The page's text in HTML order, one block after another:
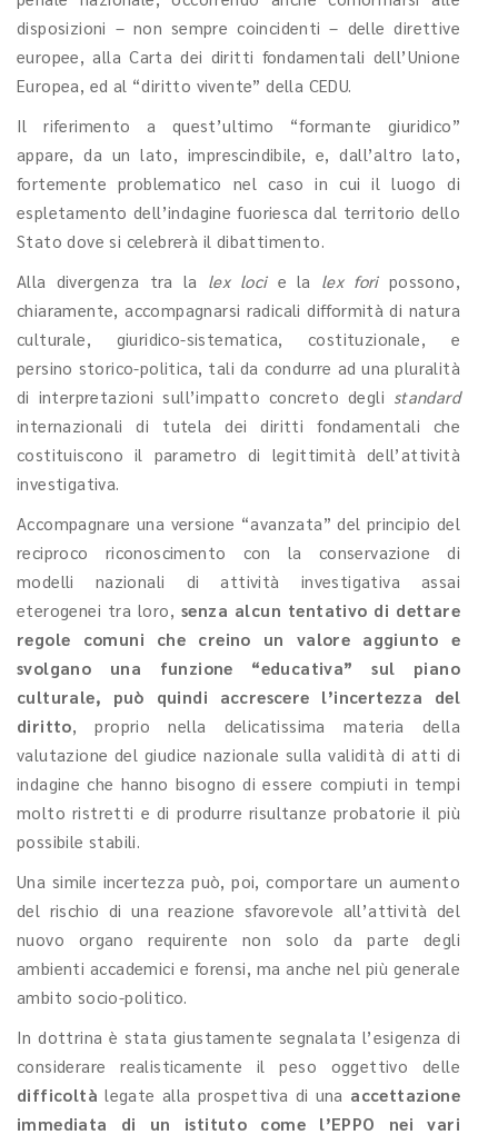
disposizioni – non sempre coincidenti – delle direttive
europee, alla Carta dei diritti fondamentali dell’Unione
Europea, ed al “diritto vivente” della CEDU.
Il riferimento a quest’ultimo “formante giuridico”
appare, da un lato, imprescindibile, e, dall’altro lato,
fortemente problematico nel caso in cui il luogo di
espletamento dell’indagine fuoriesca dal territorio dello
Stato dove si celebrerà il dibattimento.
Alla divergenza tra la lex locie la lex foripossono,
chiaramente, accompagnarsi radicali difformità di natura
culturale, giuridico-sistematica, costituzionale, e
persino storico-politica, tali da condurre ad una pluralità
di interpretazioni sull’impatto concreto degli standard
internazionali di tutela dei diritti fondamentali che
costituiscono il parametro di legittimità dell’attività
investigativa.
Accompagnare una versione “avanzata” del principio del
reciproco riconoscimento con la conservazione di
modelli nazionali di attività investigativa assai
eterogenei tra loro,senza alcun tentativo di dettare
regole comuni che creino un valore aggiunto e
svolgano una funzione “educativa” sul piano
culturale, può quindi accrescere l’incertezza del
diritto , proprio nella delicatissima materia della
valutazione del giudice nazionale sulla validità di atti di
indagine che hanno bisogno di essere compiuti in tempi
molto ristretti e di produrre risultanze probatorie il più
possibile stabili.
Una simile incertezza può, poi, comportare un aumento
del rischio di una reazione sfavorevole all’attività del
nuovo organo requirente non solo da parte degli
ambienti accademici e forensi, ma anche nel più generale
ambito socio-politico.
In dottrina è stata giustamente segnalata l’esigenza di
considerare realisticamente il peso oggettivo delle
difficoltà legate alla prospettiva di una accettazione
immediata di un istituto come l’EPPO nei vari